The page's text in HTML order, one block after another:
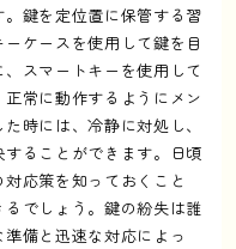
鍵を定位置に保管する習
ケースを使用して鍵を目
スマートキーを使用して
常に動作するようにメン
時には、冷静に対処し、
ることができます。日頃
応策を知っておくこと
でしょう。鍵の紛失は誰
備と迅速な対応によっ